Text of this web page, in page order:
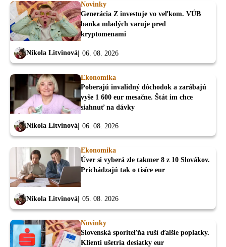
Novinky
Generácia Z investuje vo veľkom. VÚB
banka mladých varuje pred
kryptomenami
Nikola Litvinová 06. 08. 2026
Ekonomika
Poberajú invalidný dôchodok a zarábajú
vyše 1 600 eur mesačne. Štát im chce
siahnuť na dávky
Nikola Litvinová 06. 08. 2026
Ekonomika
Úver si vyberá zle takmer 8 z 10 Slovákov.
Prichádzajú tak o tisíce eur
Nikola Litvinová 05. 08. 2026
Novinky
Slovenská sporiteľňa ruší ďalšie poplatky.
Klienti ušetria desiatky eur